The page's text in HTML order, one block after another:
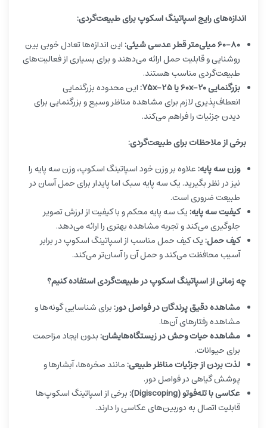
اندازه‌های رایج اسپاتینگ اسکوپ برای طبیعت‌گردی:
60-80 میلی‌متر قطر عدسی شیئی:
این اندازه‌ها تعادل خوبی بین
روشنایی و قابلیت حمل ارائه می‌دهند و برای بسیاری از فعالیت‌های
طبیعت‌گردی مناسب هستند.
بزرگنمایی 20-60x یا 25-75x:
این محدوده بزرگنمایی
انعطاف‌پذیری لازم برای مشاهده مناظر وسیع و بزرگنمایی برای
دیدن جزئیات را فراهم می‌کند.
برخی از ملاحظات برای طبیعت‌گردی:
وزن سه پایه: علاوه بر وزن خود اسپاتینگ اسکوپ، وزن سه پایه را
نیز در نظر بگیرید. یک سه پایه سبک اما پایدار برای حمل آسان در
طبیعت ضروری است.
کیفیت سه پایه: یک سه پایه محکم و با کیفیت از لرزش تصویر
جلوگیری می‌کند و تجربه مشاهده بهتری را ارائه می‌دهد.
کیف حمل: یک کیف حمل مناسب از اسپاتینگ اسکوپ در برابر
آسیب محافظت می‌کند و حمل آن را آسان‌تر می‌کند.
چه زمانی از اسپاتینگ اسکوپ در طبیعت‌گردی استفاده کنیم؟
مشاهده دقیق پرندگان در فواصل دور: برای شناسایی گونه‌ها و
مشاهده رفتارهای آن‌ها.
مشاهده حیات وحش در زیستگاه‌هایشان: بدون ایجاد مزاحمت
برای حیوانات.
لذت بردن از جزئیات مناظر طبیعی: مانند صخره‌ها، آبشارها و
پوشش گیاهی در فواصل دور.
عکاسی با تله‌فوتو (Digiscoping):
برخی از اسپاتینگ اسکوپ‌ها
قابلیت اتصال به دوربین‌های عکاسی را دارند.